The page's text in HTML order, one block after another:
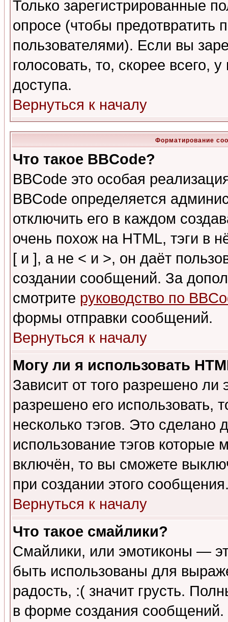
Только зарегистрированные
опросе (чтобы предотвратить
пользователями). Если вы
голосовать, то, скорее всего,
доступа.
Вернуться к началу
Форматирование
Что такое BBCode?
BBCode это особая
BBCode определяется
отключить его в каждом
очень похож на HTML, тэги в
[ и ], а не < и >, он даёт
создании сообщений. За
смотрите руководство по
формы отправки сообщений.
Вернуться к началу
Могу ли я использовать
Зависит от того разрешено
разрешено его использовать,
несколько тэгов. Это сделано
использование тэгов
включён, то вы сможете
при создании этого
Вернуться к началу
Что такое смайлики?
Смайлики, или эмотиконы —
быть использованы для
радость, :( значит грусть.
в форме создания сообщений.